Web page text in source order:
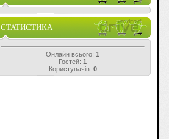
СТАТИСТИКА
Онлайн всього: 1
Гостей: 1
Користувачів: 0